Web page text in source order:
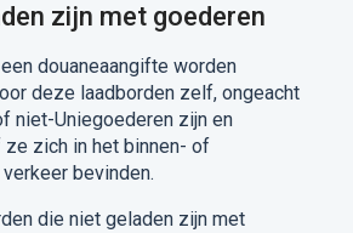
zijn met goederen
douaneaangifte worden
deze laadborden zelf, ongeacht
niet-Uniegoederen zijn en
ze zich in het binnen- of
bevinden.
die niet geladen zijn met